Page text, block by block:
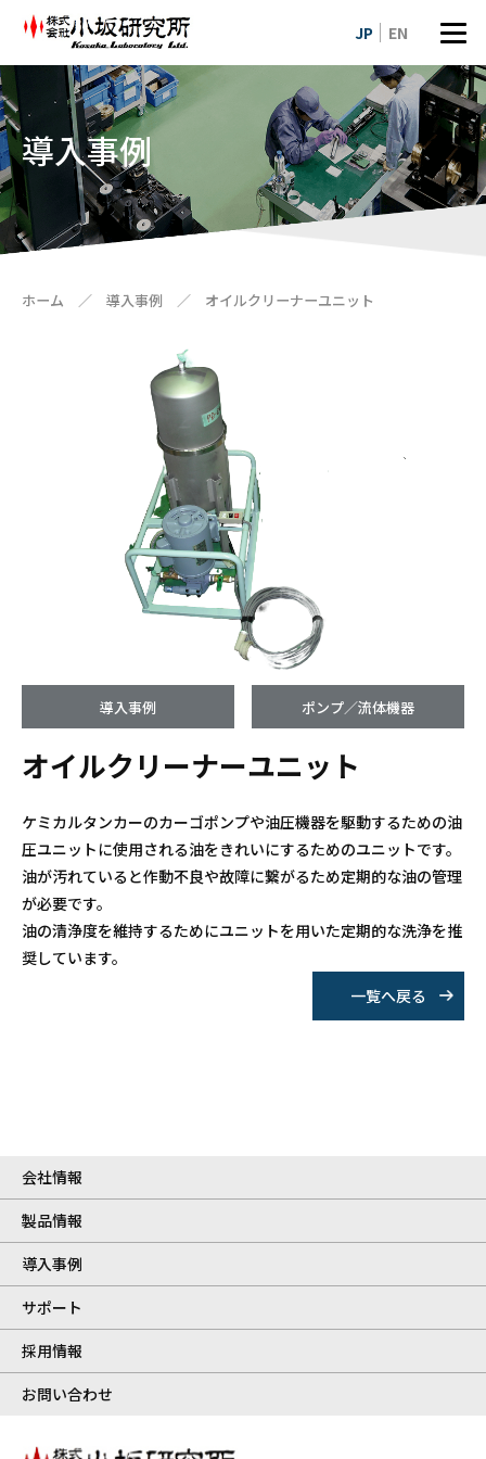
JP EN
導入事例
ホーム ／ 導入事例 ／ オイルクリーナーユニット
導入事例 ポンプ／流体機器
オイルクリーナーユニット
ケミカルタンカーのカーゴポンプや油圧機器を駆動するための油
圧ユニットに使用される油をきれいにするためのユニットです。
油が汚れていると作動不良や故障に繋がるため定期的な油の管理
が必要です。
油の清浄度を維持するためにユニットを用いた定期的な洗浄を推
奨しています。
一覧へ戻る
会社情報
製品情報
導入事例
サポート
採用情報
お問い合わせ